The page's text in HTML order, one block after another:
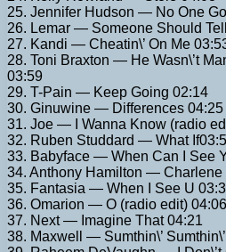
25. Jennifer Hudson — No One
26. Lemar — Someone Should
27. Kandi — Cheatin\’ On Me
28. Toni Braxton — He Wasn\’t
03:59
29. T-Pain — Keep Going 02:14
30. Ginuwine — Differences 04:25
31. Joe — I Wanna Know (radio
32. Ruben Studdard — What
33. Babyface — When Can I See
34. Anthony Hamilton — Charlene
35. Fantasia — When I See U
36. Omarion — O (radio edit) 04:06
37. Next — Imagine That 04:21
38. Maxwell — Sumthin\’